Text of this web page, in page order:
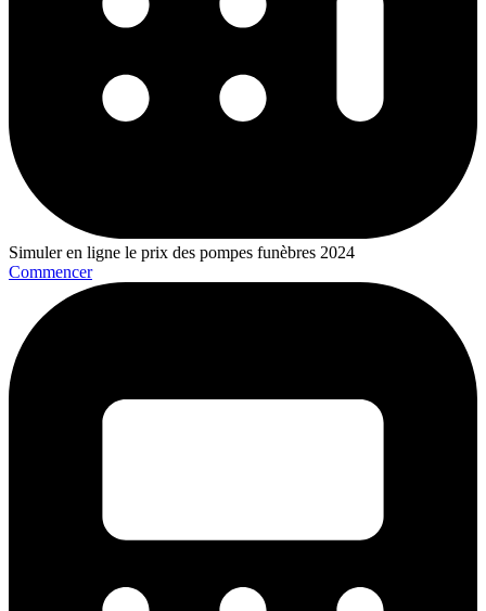
Simuler en ligne le prix des pompes funèbres 2024
Commencer